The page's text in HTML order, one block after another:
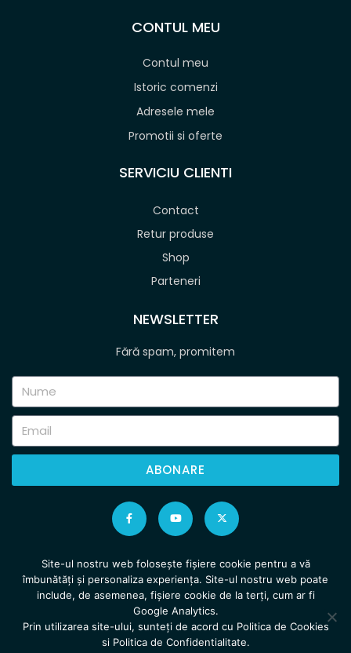
CONTUL MEU
Contul meu
Istoric comenzi
Adresele mele
Promotii si oferte
SERVICIU CLIENTI
Contact
Retur produse
Shop
Parteneri
NEWSLETTER
Fără spam, promitem
ABONARE
Site-ul nostru web folosește fișiere cookie pentru a vă
îmbunătăți și personaliza experiența. Site-ul nostru web poate
include, de asemenea, fișiere cookie de la terți, cum ar fi
Google Analytics.
Prin utilizarea site-ului, sunteți de acord cu Politica de Cookies
si Politica de Confidentialitate.